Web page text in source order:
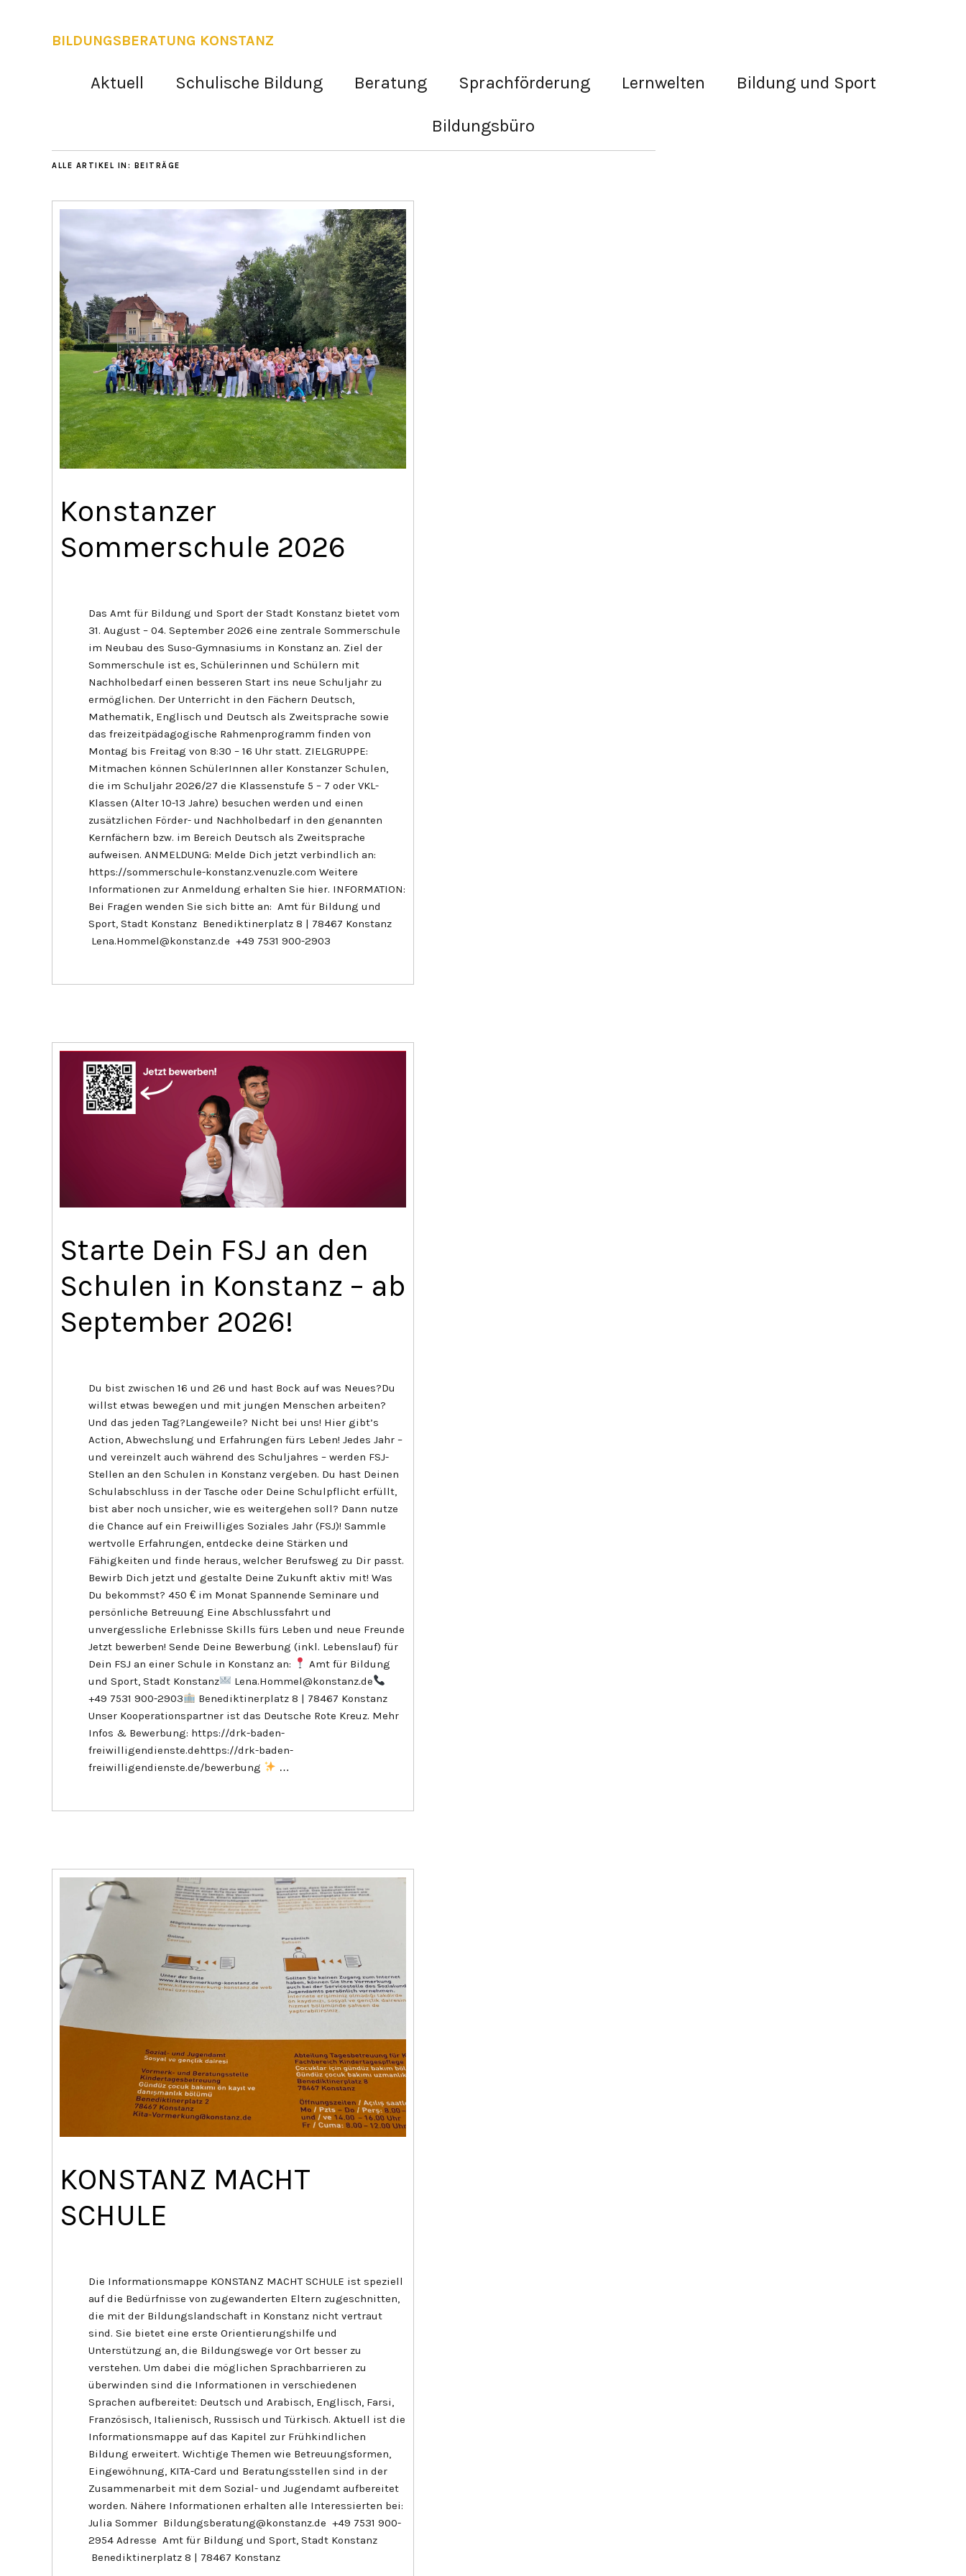
BILDUNGSBERATUNG KONSTANZ
Aktuell Schulische Bildung Beratung Sprachförderung Lernwelten Bildung und Sport
Bildungsbüro
ALLE ARTIKEL IN: BEITRÄGE
Konstanzer
Sommerschule 2026
Das Amt für Bildung und Sport der Stadt Konstanz bietet vom
31. August – 04. September 2026 eine zentrale Sommerschule
im Neubau des Suso-Gymnasiums in Konstanz an. Ziel der
Sommerschule ist es, Schülerinnen und Schülern mit
Nachholbedarf einen besseren Start ins neue Schuljahr zu
ermöglichen. Der Unterricht in den Fächern Deutsch,
Mathematik, Englisch und Deutsch als Zweitsprache sowie
das freizeitpädagogische Rahmenprogramm finden von
Montag bis Freitag von 8:30 – 16 Uhr statt. ZIELGRUPPE:
Mitmachen können SchülerInnen aller Konstanzer Schulen,
die im Schuljahr 2026/27 die Klassenstufe 5 – 7 oder VKL-
Klassen (Alter 10-13 Jahre) besuchen werden und einen
zusätzlichen Förder- und Nachholbedarf in den genannten
Kernfächern bzw. im Bereich Deutsch als Zweitsprache
aufweisen. ANMELDUNG: Melde Dich jetzt verbindlich an:
https://sommerschule-konstanz.venuzle.com Weitere
Informationen zur Anmeldung erhalten Sie hier. INFORMATION:
Bei Fragen wenden Sie sich bitte an: Amt für Bildung und
Sport, Stadt Konstanz Benediktinerplatz 8 | 78467 Konstanz
Lena.Hommel@konstanz.de +49 7531 900-2903
Starte Dein FSJ an den
Schulen in Konstanz – ab
September 2026!
Du bist zwischen 16 und 26 und hast Bock auf was Neues?Du
willst etwas bewegen und mit jungen Menschen arbeiten?
Und das jeden Tag?Langeweile? Nicht bei uns! Hier gibt’s
Action, Abwechslung und Erfahrungen fürs Leben! Jedes Jahr –
und vereinzelt auch während des Schuljahres – werden FSJ-
Stellen an den Schulen in Konstanz vergeben. Du hast Deinen
Schulabschluss in der Tasche oder Deine Schulpflicht erfüllt,
bist aber noch unsicher, wie es weitergehen soll? Dann nutze
die Chance auf ein Freiwilliges Soziales Jahr (FSJ)! Sammle
wertvolle Erfahrungen, entdecke deine Stärken und
Fähigkeiten und finde heraus, welcher Berufsweg zu Dir passt.
Bewirb Dich jetzt und gestalte Deine Zukunft aktiv mit! Was
Du bekommst? 450 € im Monat Spannende Seminare und
persönliche Betreuung Eine Abschlussfahrt und
unvergessliche Erlebnisse Skills fürs Leben und neue Freunde
Jetzt bewerben! Sende Deine Bewerbung (inkl. Lebenslauf) für
Dein FSJ an einer Schule in Konstanz an:
Amt für Bildung
und Sport, Stadt Konstanz
Lena.Hommel@konstanz.de
+49 7531 900-2903
Benediktinerplatz 8 | 78467 Konstanz
Unser Kooperationspartner ist das Deutsche Rote Kreuz. Mehr
Infos & Bewerbung: https://drk-baden-
freiwilligendienste.dehttps://drk-baden-
freiwilligendienste.de/bewerbung
…
KONSTANZ MACHT
SCHULE
Die Informationsmappe KONSTANZ MACHT SCHULE ist speziell
auf die Bedürfnisse von zugewanderten Eltern zugeschnitten,
die mit der Bildungslandschaft in Konstanz nicht vertraut
sind. Sie bietet eine erste Orientierungshilfe und
Unterstützung an, die Bildungswege vor Ort besser zu
verstehen. Um dabei die möglichen Sprachbarrieren zu
überwinden sind die Informationen in verschiedenen
Sprachen aufbereitet: Deutsch und Arabisch, Englisch, Farsi,
Französisch, Italienisch, Russisch und Türkisch. Aktuell ist die
Informationsmappe auf das Kapitel zur Frühkindlichen
Bildung erweitert. Wichtige Themen wie Betreuungsformen,
Eingewöhnung, KITA-Card und Beratungsstellen sind in der
Zusammenarbeit mit dem Sozial- und Jugendamt aufbereitet
worden. Nähere Informationen erhalten alle Interessierten bei:
Julia Sommer Bildungsberatung@konstanz.de +49 7531 900-
2954 Adresse Amt für Bildung und Sport, Stadt Konstanz
Benediktinerplatz 8 | 78467 Konstanz